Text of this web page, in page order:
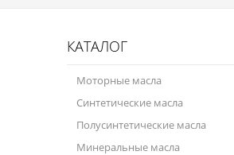
Присадки в системы охлаждения
Присадки в топливо
Автокосметика
Трансмиссионные масла
КАТАЛОГ
Моторные масла
Синтетические масла
Полусинтетические масла
Минеральные масла